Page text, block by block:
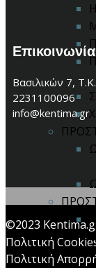
Επικοινωνία
Βασιλικών 7,
2231100096
info@kentima.gr
©2023
Πολιτική
Πολιτική